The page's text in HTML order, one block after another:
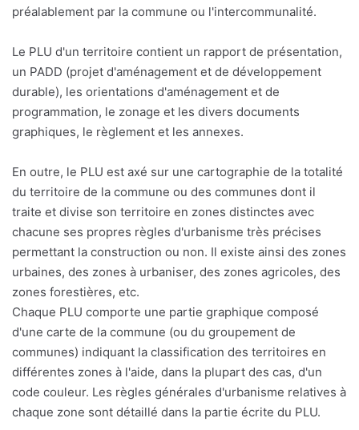
préalablement par la commune ou l'intercommunalité.
Le PLU d'un territoire contient un rapport de présentation,
un PADD (projet d'aménagement et de développement
durable), les orientations d'aménagement et de
programmation, le zonage et les divers documents
graphiques, le règlement et les annexes.
En outre, le PLU est axé sur une cartographie de la totalité
du territoire de la commune ou des communes dont il
traite et divise son territoire en zones distinctes avec
chacune ses propres règles d'urbanisme très précises
permettant la construction ou non. Il existe ainsi des zones
urbaines, des zones à urbaniser, des zones agricoles, des
zones forestières, etc.
Chaque PLU comporte une partie graphique composé
d'une carte de la commune (ou du groupement de
communes) indiquant la classification des territoires en
différentes zones à l'aide, dans la plupart des cas, d'un
code couleur. Les règles générales d'urbanisme relatives à
chaque zone sont détaillé dans la partie écrite du PLU.